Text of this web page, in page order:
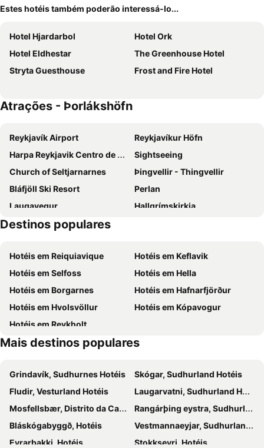
Estes hotéis também poderão interessá-lo...
Hotel Hjardarbol
Hotel Ork
Hotel Eldhestar
The Greenhouse Hotel
Stryta Guesthouse
Frost and Fire Hotel
Atrações - Þorlákshöfn
Reykjavík Airport
Reykjavíkur Höfn
Harpa Reykjavik Centro de Confêrencias e Concertos
Sightseeing
Church of Seltjarnarnes
Þingvellir - Thingvellir
Bláfjöll Ski Resort
Perlan
Laugavegur
Hallgrímskirkja
Skálafell
Destinos populares
Hotéis em Reiquiavique
Hotéis em Keflavik
Hotéis em Selfoss
Hotéis em Hella
Hotéis em Borgarnes
Hotéis em Hafnarfjörður
Hotéis em Hvolsvöllur
Hotéis em Kópavogur
Hotéis em Reykholt
Mais destinos populares
Grindavík, Sudhurnes Hotéis
Skógar, Sudhurland Hotéis
Fludir, Vesturland Hotéis
Laugarvatni, Sudhurland Hotéis
Mosfellsbær, Distrito da Capital Hotéis
Rangárþing eystra, Sudhurland Hotéis
Bláskógabyggð, Hotéis
Vestmannaeyjar, Sudhurland Hotéis
Eyrarbakki, Hotéis
Stokkseyri, Hotéis